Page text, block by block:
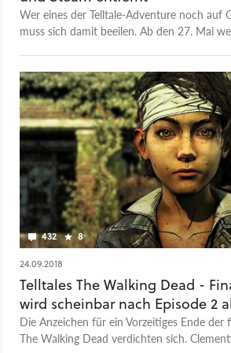
Wer eines der Telltale-Adventure noch auf
muss sich damit beeilen. Ab den 27. Mai
432 8
24.09.2018
Telltales The Walking Dead -
wird scheinbar nach Episode 2
Die Anzeichen für ein Vorzeitiges Ende der
The Walking Dead verdichten sich.